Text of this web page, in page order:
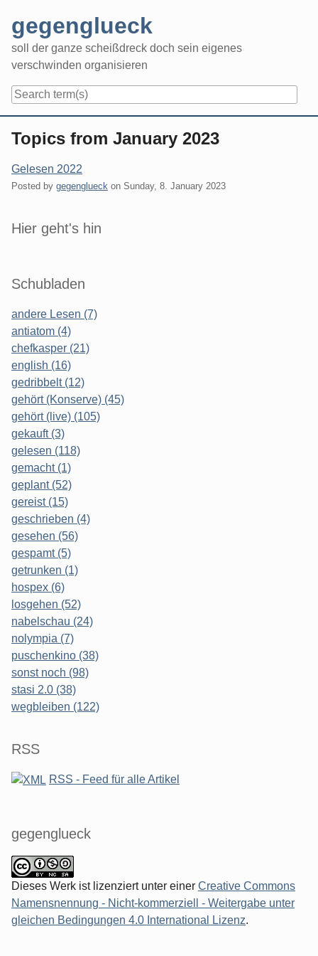
content
gegenglueck
soll der ganze scheißdreck doch sein eigenes
verschwinden organisieren
Topics from January 2023
Gelesen 2022
Posted by gegenglueck on Sunday, 8. January 2023
Sidebar
Hier geht's hin
Schubladen
andere Lesen (7)
antiatom (4)
chefkasper (21)
english (16)
gedribbelt (12)
gehört (Konserve) (45)
gehört (live) (105)
gekauft (3)
gelesen (118)
gemacht (1)
geplant (52)
gereist (15)
geschrieben (4)
gesehen (56)
gespamt (5)
getrunken (1)
hospex (6)
losgehen (52)
nabelschau (24)
nolympia (7)
puschenkino (38)
sonst noch (98)
stasi 2.0 (38)
wegbleiben (122)
RSS
RSS - Feed für alle Artikel
gegenglueck
Dieses Werk ist lizenziert unter einer Creative Commons
Namensnennung - Nicht-kommerziell - Weitergabe unter
gleichen Bedingungen 4.0 International Lizenz.